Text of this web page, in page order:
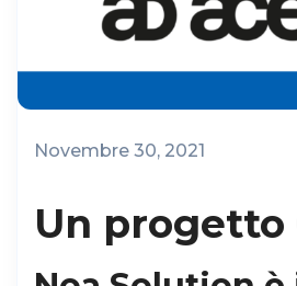
Novembre 30, 2021
Un progetto